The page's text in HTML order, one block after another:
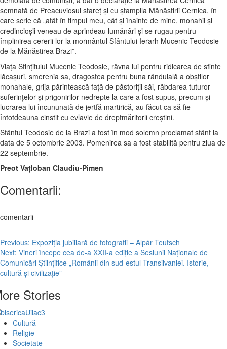
semnată de Preacuviosul stareţ şi cu ştampila Mănăstirii Cernica, în
care scrie că „atât în timpul meu, cât şi înainte de mine, monahii şi
credincioşii veneau de aprindeau lumânări şi se rugau pentru
împlinirea cererii lor la mormântul Sfântului Ierarh Mucenic Teodosie
de la Mănăstirea Brazi”.
Viaţa Sfinţitului Mucenic Teodosie, râvna lui pentru ridicarea de sfinte
lăcaşuri, smerenia sa, dragostea pentru buna rânduială a obştilor
monahale, grija părintească faţă de păstoriţii săi, răbdarea tuturor
suferinţelor şi prigonirilor nedrepte la care a fost supus, precum şi
lucrarea lui încununată de jertfă martirică, au făcut ca să fie
întotdeauna cinstit cu evlavie de dreptmăritorii creştini.
Sfântul Teodosie de la Brazi a fost în mod solemn proclamat sfânt la
data de 5 octombrie 2003. Pomenirea sa a fost stabilită pentru ziua de
22 septembrie.
Preot Vaţloban Claudiu-Pimen
Comentarii:
comentarii
Post
navigation
Previous: Expoziţia jubiliară de fotografii – Alpár Teutsch
Next: Vineri începe cea de-a XXII-a ediţie a Sesiunii Naţionale de
Comunicări Ştiinţifice „Românii din sud-estul Transilvaniei. Istorie,
cultură şi civilizaţie”
Stories
Cultură
Religie
Societate